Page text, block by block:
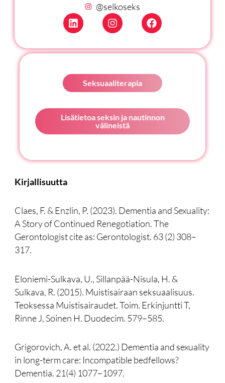
@selkoseks
L
i
n
k
e
i
I
n
s
t
a
r
a
F
a
c
e
b
o
Seksuaaliterapia
Lisätietoa seksin ja nautinnon
välineistä
Kirjallisuutta
Claes, F. & Enzlin, P. (2023). Dementia and Sexuality:
A Story of Continued Renegotiation. The
Gerontologist cite as: Gerontologist. 63 (2) 308–
317.
Eloniemi-Sulkava, U., Sillanpää-Nisula, H. &
Sulkava, R. (2015). Muistisairaan seksuaalisuus.
Teoksessa Muistisairaudet. Toim. Erkinjuntti T,
Rinne J, Soinen H. Duodecim. 579–585.
Grigorovich, A. et al. (2022.) Dementia and sexuality
in long-term care: Incompatible bedfellows?
Dementia. 21(4) 1077–1097.